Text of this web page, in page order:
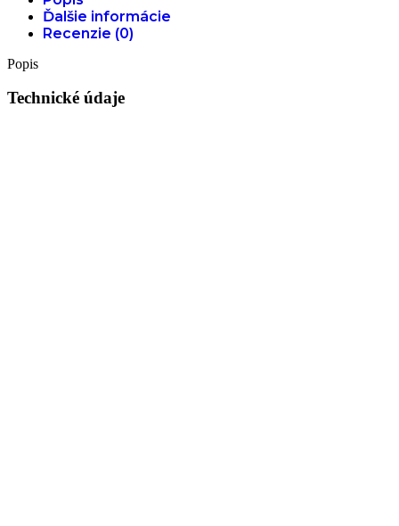
Ďalšie informácie
Recenzie (0)
Popis
Technické údaje